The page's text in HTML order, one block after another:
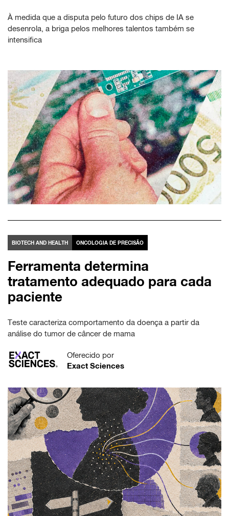
À medida que a disputa pelo futuro dos chips de IA se
desenrola, a briga pelos melhores talentos também se
intensifica
BIOTECH AND HEALTH ONCOLOGIA DE PRECISÃO
Ferramenta determina
tratamento adequado para cada
paciente
Teste caracteriza comportamento da doença a partir da
análise do tumor de câncer de mama
Oferecido por
Exact Sciences